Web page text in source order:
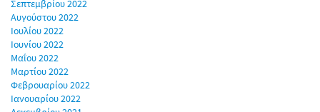
Σεπτεμβρίου 2022
Αυγούστου 2022
Ιουλίου 2022
Ιουνίου 2022
Μαΐου 2022
Μαρτίου 2022
Φεβρουαρίου 2022
Ιανουαρίου 2022